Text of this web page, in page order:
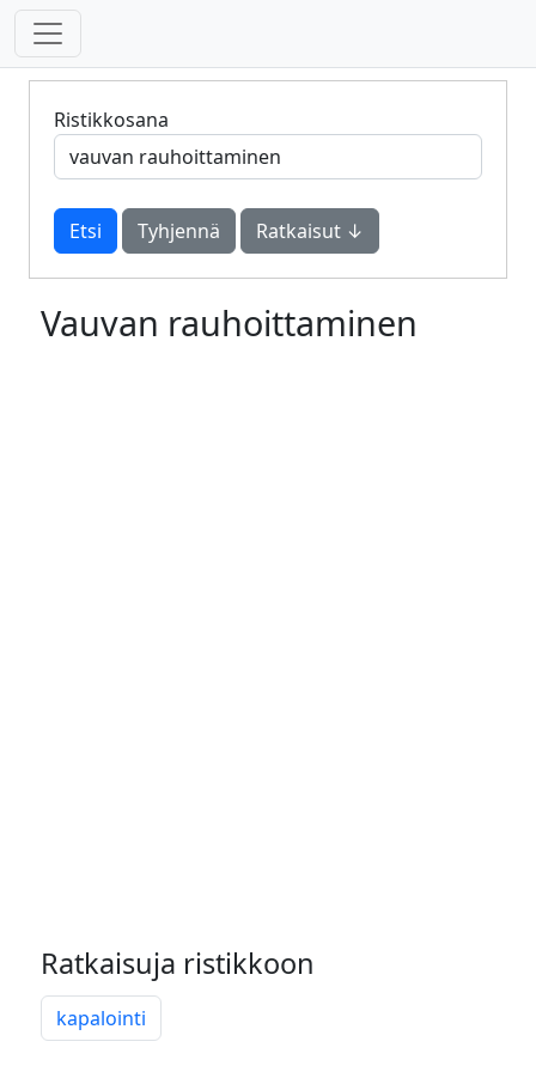
Ristikkosana
Tyhjennä Ratkaisut ↓
Vauvan rauhoittaminen
Ratkaisuja ristikkoon
kapalointi